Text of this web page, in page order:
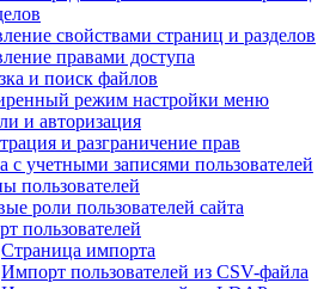
свойствами страниц и разделов
правами доступа
и поиск файлов
режим настройки меню
и авторизация
и разграничение прав
с учетными записями пользователей
пользователей
роли пользователей сайта
пользователей
Страница импорта
Импорт пользователей из CSV-файла